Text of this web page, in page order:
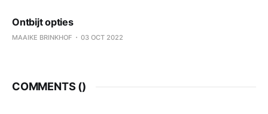
Ontbijt opties
MAAIKE BRINKHOF 03 OCT 2022
COMMENTS ()